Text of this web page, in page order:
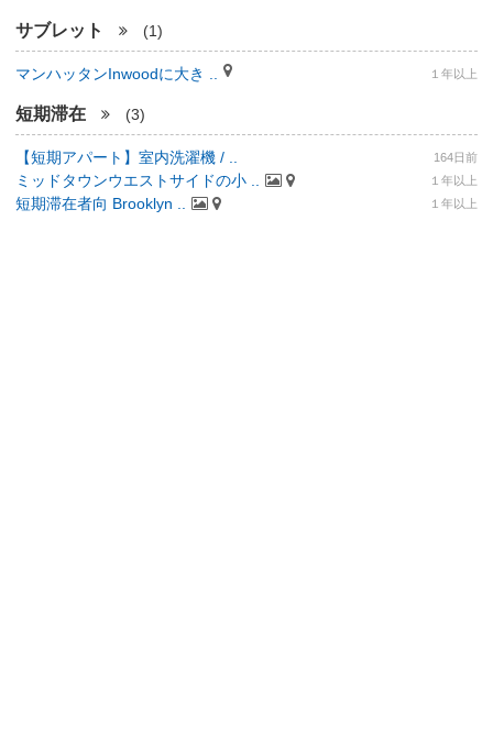
サブレット (1)
マンハッタンInwoodに大き .. １年以上
短期滞在 (3)
【短期アパート】室内洗濯機 / .. 164日前
ミッドタウンウエストサイドの小 .. １年以上
短期滞在者向 Brooklyn .. １年以上